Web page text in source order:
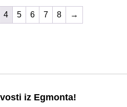
4 5 6 7 8 →
iz Egmonta!